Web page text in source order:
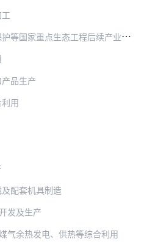
国家重点生态工程后续产业开发
品生产
用
配套机具制造
发及生产
气余热发电、供热等综合利用